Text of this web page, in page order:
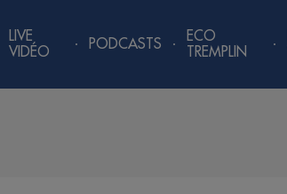
LIVE
VIDÉO
PODCASTS
ECO
TREMPLIN